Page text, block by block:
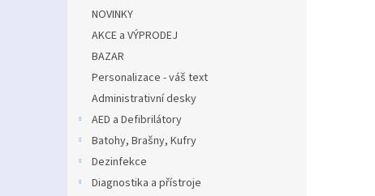
NOVINKY
AKCE a VÝPRODEJ
BAZAR
Personalizace - váš text
Administrativní desky
AED a Defibrilátory
Batohy, Brašny, Kufry
Dezinfekce
Diagnostika a přístroje